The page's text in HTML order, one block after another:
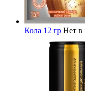
Кола 12 гр Нет в